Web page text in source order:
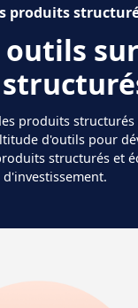
produits
outils
produits
d'outils pour
structurés et
d'investissement.